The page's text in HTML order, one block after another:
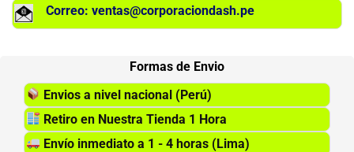
Correo: ventas@corporaciondash.pe
Formas de Envio
Envios a nivel nacional (Perú)
Retiro en Nuestra Tienda 1 Hora
Envío inmediato a 1 - 4 horas (Lima)